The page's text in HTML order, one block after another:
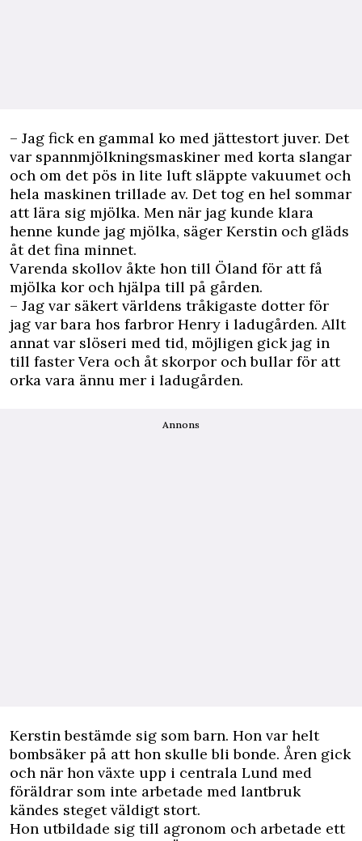
– Jag fick en gammal ko med jättestort juver. Det
var spannmjölkningsmaskiner med korta slangar
och om det pös in lite luft släppte vakuumet och
hela maskinen trillade av. Det tog en hel sommar
att lära sig mjölka. Men när jag kunde klara
henne kunde jag mjölka, säger Kerstin och gläds
åt det fina minnet.
Varenda skollov åkte hon till Öland för att få
mjölka kor och hjälpa till på gården.
– Jag var säkert världens tråkigaste dotter för
jag var bara hos farbror Henry i ladugården. Allt
annat var slöseri med tid, möjligen gick jag in
till faster Vera och åt skorpor och bullar för att
orka vara ännu mer i ladugården.
Annons
Kerstin bestämde sig som barn. Hon var helt
bombsäker på att hon skulle bli bonde. Åren gick
och när hon växte upp i centrala Lund med
föräldrar som inte arbetade med lantbruk
kändes steget väldigt stort.
Hon utbildade sig till agronom och arbetade ett